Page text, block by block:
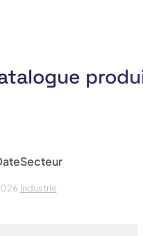
Secteur
Industrie
Lighting